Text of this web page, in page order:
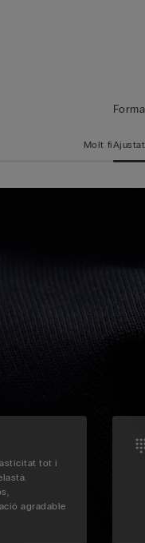
Molt fi
Forma
Ajustat
tot i
agradable